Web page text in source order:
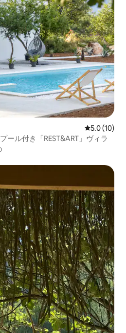
レビュー10
5.0 (10)
ール付き「REST&ART」ヴィラ